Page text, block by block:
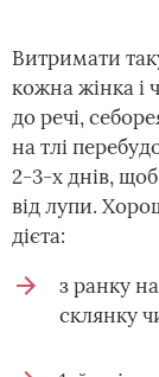
Витримати
кожна жінка і
до речі,
на тлі
2-3-х днів,
від лупи.
дієта:
з ранку
склянку